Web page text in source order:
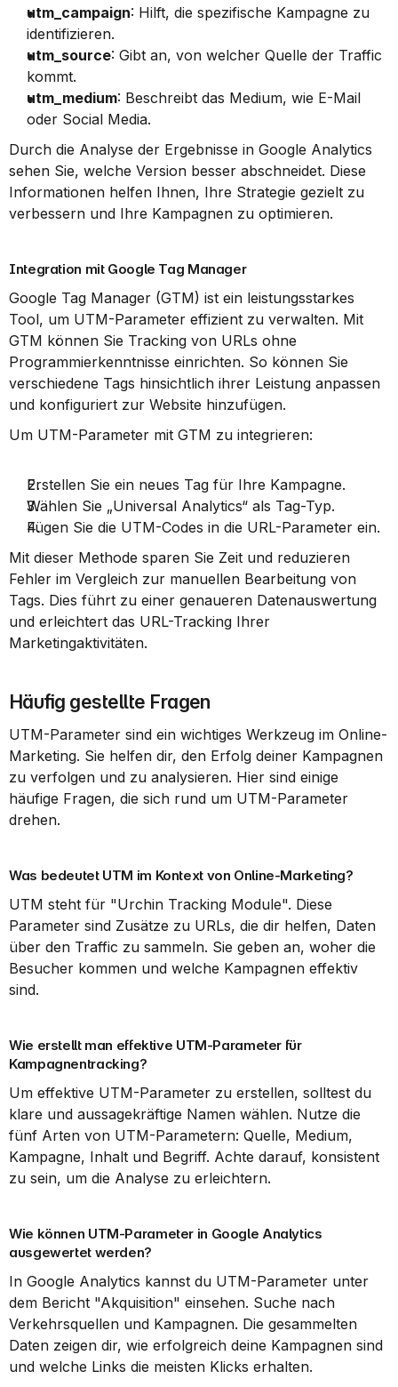
utm_campaign: Hilft, die spezifische Kampagne zu
identifizieren.
utm_source: Gibt an, von welcher Quelle der Traffic
kommt.
utm_medium: Beschreibt das Medium, wie E-Mail
oder Social Media.
Durch die Analyse der Ergebnisse in Google Analytics
sehen Sie, welche Version besser abschneidet. Diese
Informationen helfen Ihnen, Ihre Strategie gezielt zu
verbessern und Ihre Kampagnen zu optimieren.
Integration mit Google Tag Manager
Google Tag Manager (GTM) ist ein leistungsstarkes
Tool, um UTM-Parameter effizient zu verwalten. Mit
GTM können Sie Tracking von URLs ohne
Programmierkenntnisse einrichten. So können Sie
verschiedene Tags hinsichtlich ihrer Leistung anpassen
und konfiguriert zur Website hinzufügen.
Um UTM-Parameter mit GTM zu integrieren:
Erstellen Sie ein neues Tag für Ihre Kampagne.
Wählen Sie „Universal Analytics“ als Tag-Typ.
Fügen Sie die UTM-Codes in die URL-Parameter ein.
Mit dieser Methode sparen Sie Zeit und reduzieren
Fehler im Vergleich zur manuellen Bearbeitung von
Tags. Dies führt zu einer genaueren Datenauswertung
und erleichtert das URL-Tracking Ihrer
Marketingaktivitäten.
Häufig gestellte Fragen
UTM-Parameter sind ein wichtiges Werkzeug im Online-
Marketing. Sie helfen dir, den Erfolg deiner Kampagnen
zu verfolgen und zu analysieren. Hier sind einige
häufige Fragen, die sich rund um UTM-Parameter
drehen.
Was bedeutet UTM im Kontext von Online-Marketing?
UTM steht für "Urchin Tracking Module". Diese
Parameter sind Zusätze zu URLs, die dir helfen, Daten
über den Traffic zu sammeln. Sie geben an, woher die
Besucher kommen und welche Kampagnen effektiv
sind.
Wie erstellt man effektive UTM-Parameter für
Kampagnentracking?
Um effektive UTM-Parameter zu erstellen, solltest du
klare und aussagekräftige Namen wählen. Nutze die
fünf Arten von UTM-Parametern: Quelle, Medium,
Kampagne, Inhalt und Begriff. Achte darauf, konsistent
zu sein, um die Analyse zu erleichtern.
Wie können UTM-Parameter in Google Analytics
ausgewertet werden?
In Google Analytics kannst du UTM-Parameter unter
dem Bericht "Akquisition" einsehen. Suche nach
Verkehrsquellen und Kampagnen. Die gesammelten
Daten zeigen dir, wie erfolgreich deine Kampagnen sind
und welche Links die meisten Klicks erhalten.